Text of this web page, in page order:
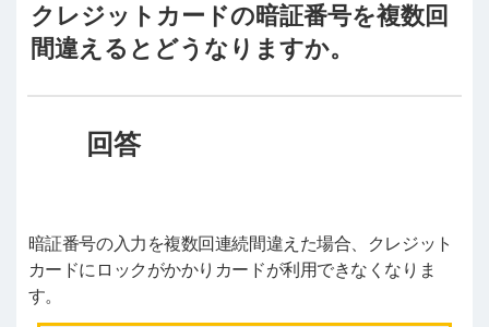
クレジットカードの暗証番号を複数回
間違えるとどうなりますか。
暗証番号の入力を複数回連続間違えた場合、クレジット
カードにロックがかかりカードが利用できなくなりま
す。